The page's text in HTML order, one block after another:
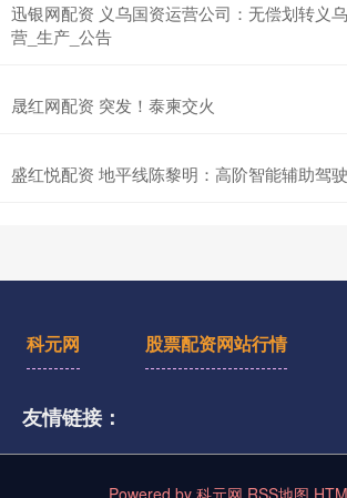
迅银网配资 义乌国资运营公司：无偿划转义
营_生产_公告
晟红网配资 突发！泰柬交火
盛红悦配资 地平线陈黎明：高阶智能辅助驾
科元网 股票配资网站行情
友情链接：